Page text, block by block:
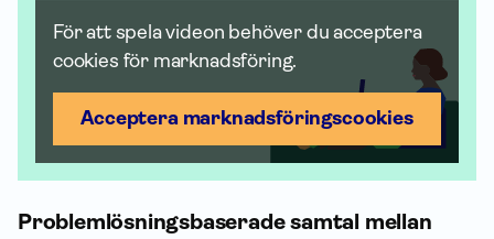
För att spela videon behöver du acceptera
cookies för marknadsföring.
Acceptera marknadsförings­cookies
Problemlösningsbaserade samtal mellan